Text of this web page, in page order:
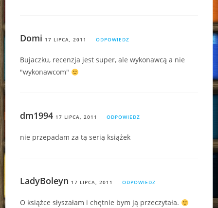
Domi 17 LIPCA, 2011 ODPOWIEDZ
Bujaczku, recenzja jest super, ale wykonawcą a nie
"wykonawcom"
dm1994 17 LIPCA, 2011 ODPOWIEDZ
nie przepadam za tą serią książek
LadyBoleyn 17 LIPCA, 2011 ODPOWIEDZ
O książce słyszałam i chętnie bym ją przeczytała.